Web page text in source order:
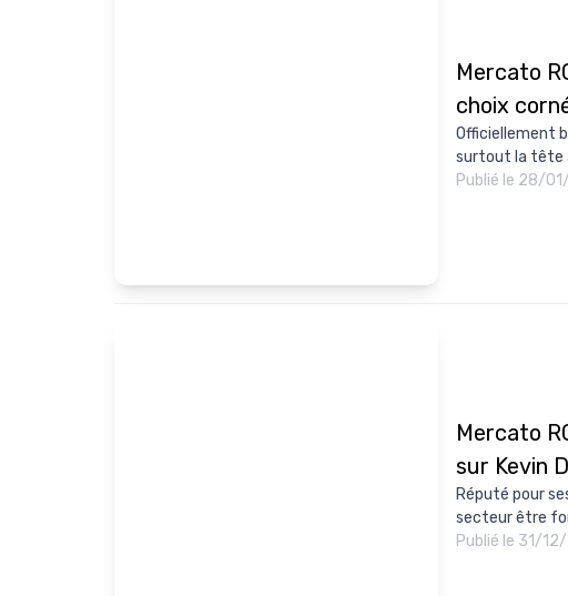
Mercato
choix
Officiellement
surtout la tête
Publié le 28/
Mercato
sur Kevin
Réputé pour
secteur être
Publié le 31/